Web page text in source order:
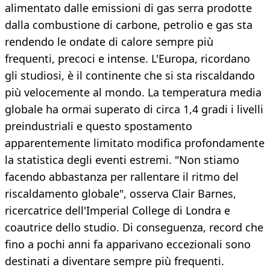
alimentato dalle emissioni di gas serra prodotte
dalla combustione di carbone, petrolio e gas sta
rendendo le ondate di calore sempre più
frequenti, precoci e intense. L'Europa, ricordano
gli studiosi, è il continente che si sta riscaldando
più velocemente al mondo. La temperatura media
globale ha ormai superato di circa 1,4 gradi i livelli
preindustriali e questo spostamento
apparentemente limitato modifica profondamente
la statistica degli eventi estremi. "Non stiamo
facendo abbastanza per rallentare il ritmo del
riscaldamento globale", osserva Clair Barnes,
ricercatrice dell'Imperial College di Londra e
coautrice dello studio. Di conseguenza, record che
fino a pochi anni fa apparivano eccezionali sono
destinati a diventare sempre più frequenti.